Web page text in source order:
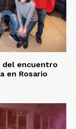
del encuentro
en Rosario